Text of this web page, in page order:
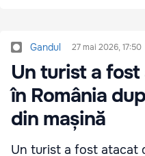
Gandul 27 mai 2026, 17:50
Un turist a
în România
din mașină
Un turist a fost atacat